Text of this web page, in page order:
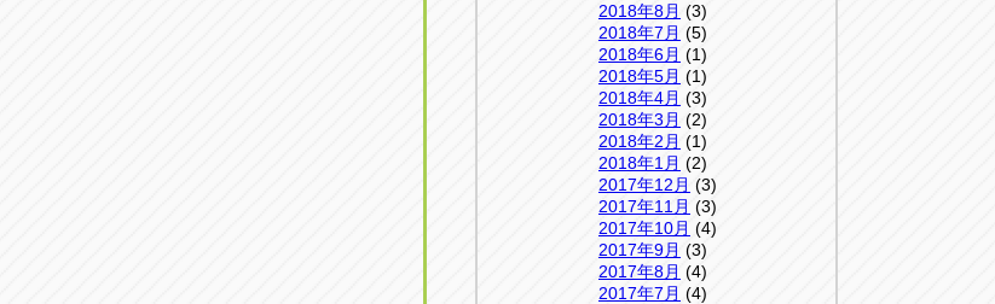
2018年8月 (3)
2018年7月 (5)
2018年6月 (1)
2018年5月 (1)
2018年4月 (3)
2018年3月 (2)
2018年2月 (1)
2018年1月 (2)
2017年12月 (3)
2017年11月 (3)
2017年10月 (4)
2017年9月 (3)
2017年8月 (4)
2017年7月 (4)